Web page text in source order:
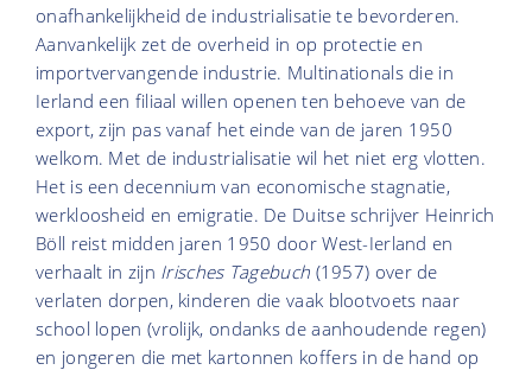
onafhankelijkheid de industrialisatie te bevorderen.
Aanvankelijk zet de overheid in op protectie en
importvervangende industrie. Multinationals die in
Ierland een filiaal willen openen ten behoeve van de
export, zijn pas vanaf het einde van de jaren 1950
welkom. Met de industrialisatie wil het niet erg vlotten.
Het is een decennium van economische stagnatie,
werkloosheid en emigratie. De Duitse schrijver Heinrich
Böll reist midden jaren 1950 door West-Ierland en
verhaalt in zijn Irisches Tagebuch (1957) over de
verlaten dorpen, kinderen die vaak blootvoets naar
school lopen (vrolijk, ondanks de aanhoudende regen)
en jongeren die met kartonnen koffers in de hand op